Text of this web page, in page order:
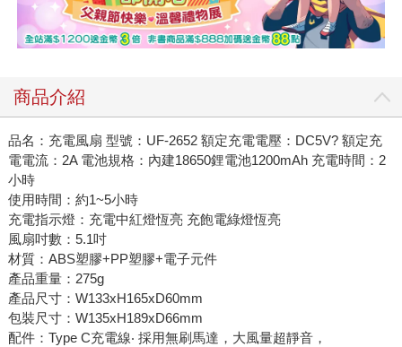
商品介紹
品名：充電風扇 型號：UF-2652 額定充電電壓：DC5V? 額定充
電電流：2A 電池規格：內建18650鋰電池1200mAh 充電時間：2
小時
使用時間：約1~5小時
充電指示燈：充電中紅燈恆亮 充飽電綠燈恆亮
風扇吋數：5.1吋
材質：ABS塑膠+PP塑膠+電子元件
產品重量：275g
產品尺寸：W133xH165xD60mm
包裝尺寸：W135xH189xD66mm
配件：Type C充電線‧ 採用無刷馬達，大風量超靜音，